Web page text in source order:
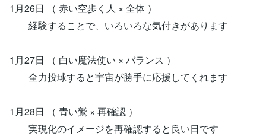
1月26日 （ 赤い空歩く人 × 全体 ）
経験することで、いろいろな気付きがあります
1月27日 （ 白い魔法使い × バランス ）
全力投球すると宇宙が勝手に応援してくれます
1月28日 （ 青い鷲 × 再確認 ）
実現化のイメージを再確認すると良い日です